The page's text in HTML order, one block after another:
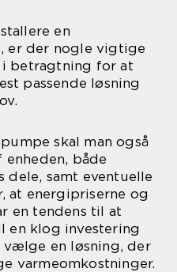
en
er der nogle vigtige
betragtning for at
passende løsning
skal man også
enheden, både
dele, samt eventuelle
at energipriserne og
en tendens til at
en klog investering
en løsning, der
varmeomkostninger.